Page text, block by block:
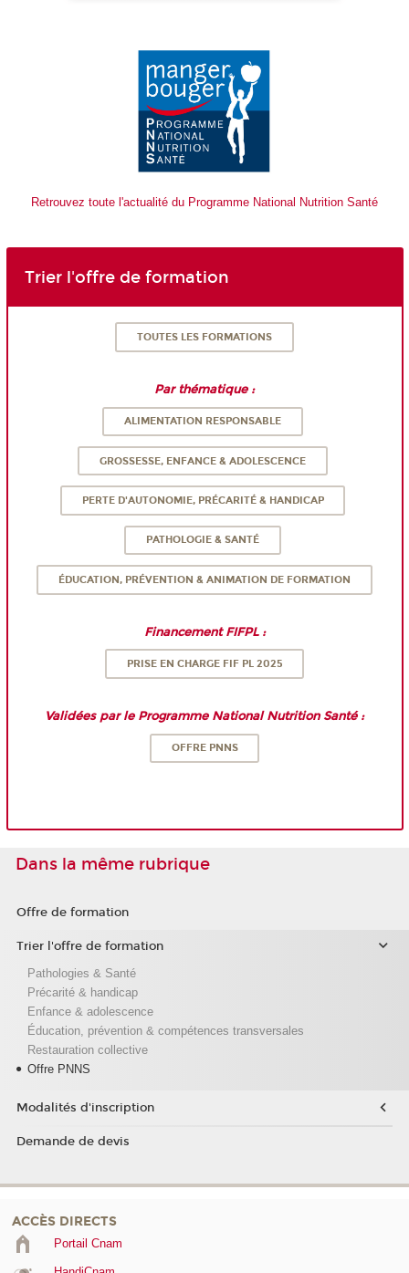
Retrouvez toute l'actualité du Programme National Nutrition Santé
Trier l'offre de formation
TOUTES LES FORMATIONS
Par thématique :
ALIMENTATION RESPONSABLE
GROSSESSE, ENFANCE & ADOLESCENCE
PERTE D'AUTONOMIE, PRÉCARITÉ & HANDICAP
PATHOLOGIE & SANTÉ
ÉDUCATION, PRÉVENTION & ANIMATION DE FORMATION
Financement FIFPL :
PRISE EN CHARGE FIF PL 2025
Validées par le Programme National Nutrition Santé :
OFFRE PNNS
Dans la même rubrique
Offre de formation
Trier l'offre de formation
Pathologies & Santé
Précarité & handicap
Enfance & adolescence
Éducation, prévention & compétences transversales
Restauration collective
Offre PNNS
Modalités d'inscription
Demande de devis
ACCÈS DIRECTS
Portail Cnam